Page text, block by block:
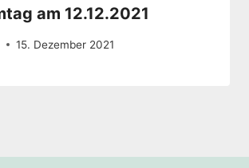
am 12.12.2021
15. Dezember 2021